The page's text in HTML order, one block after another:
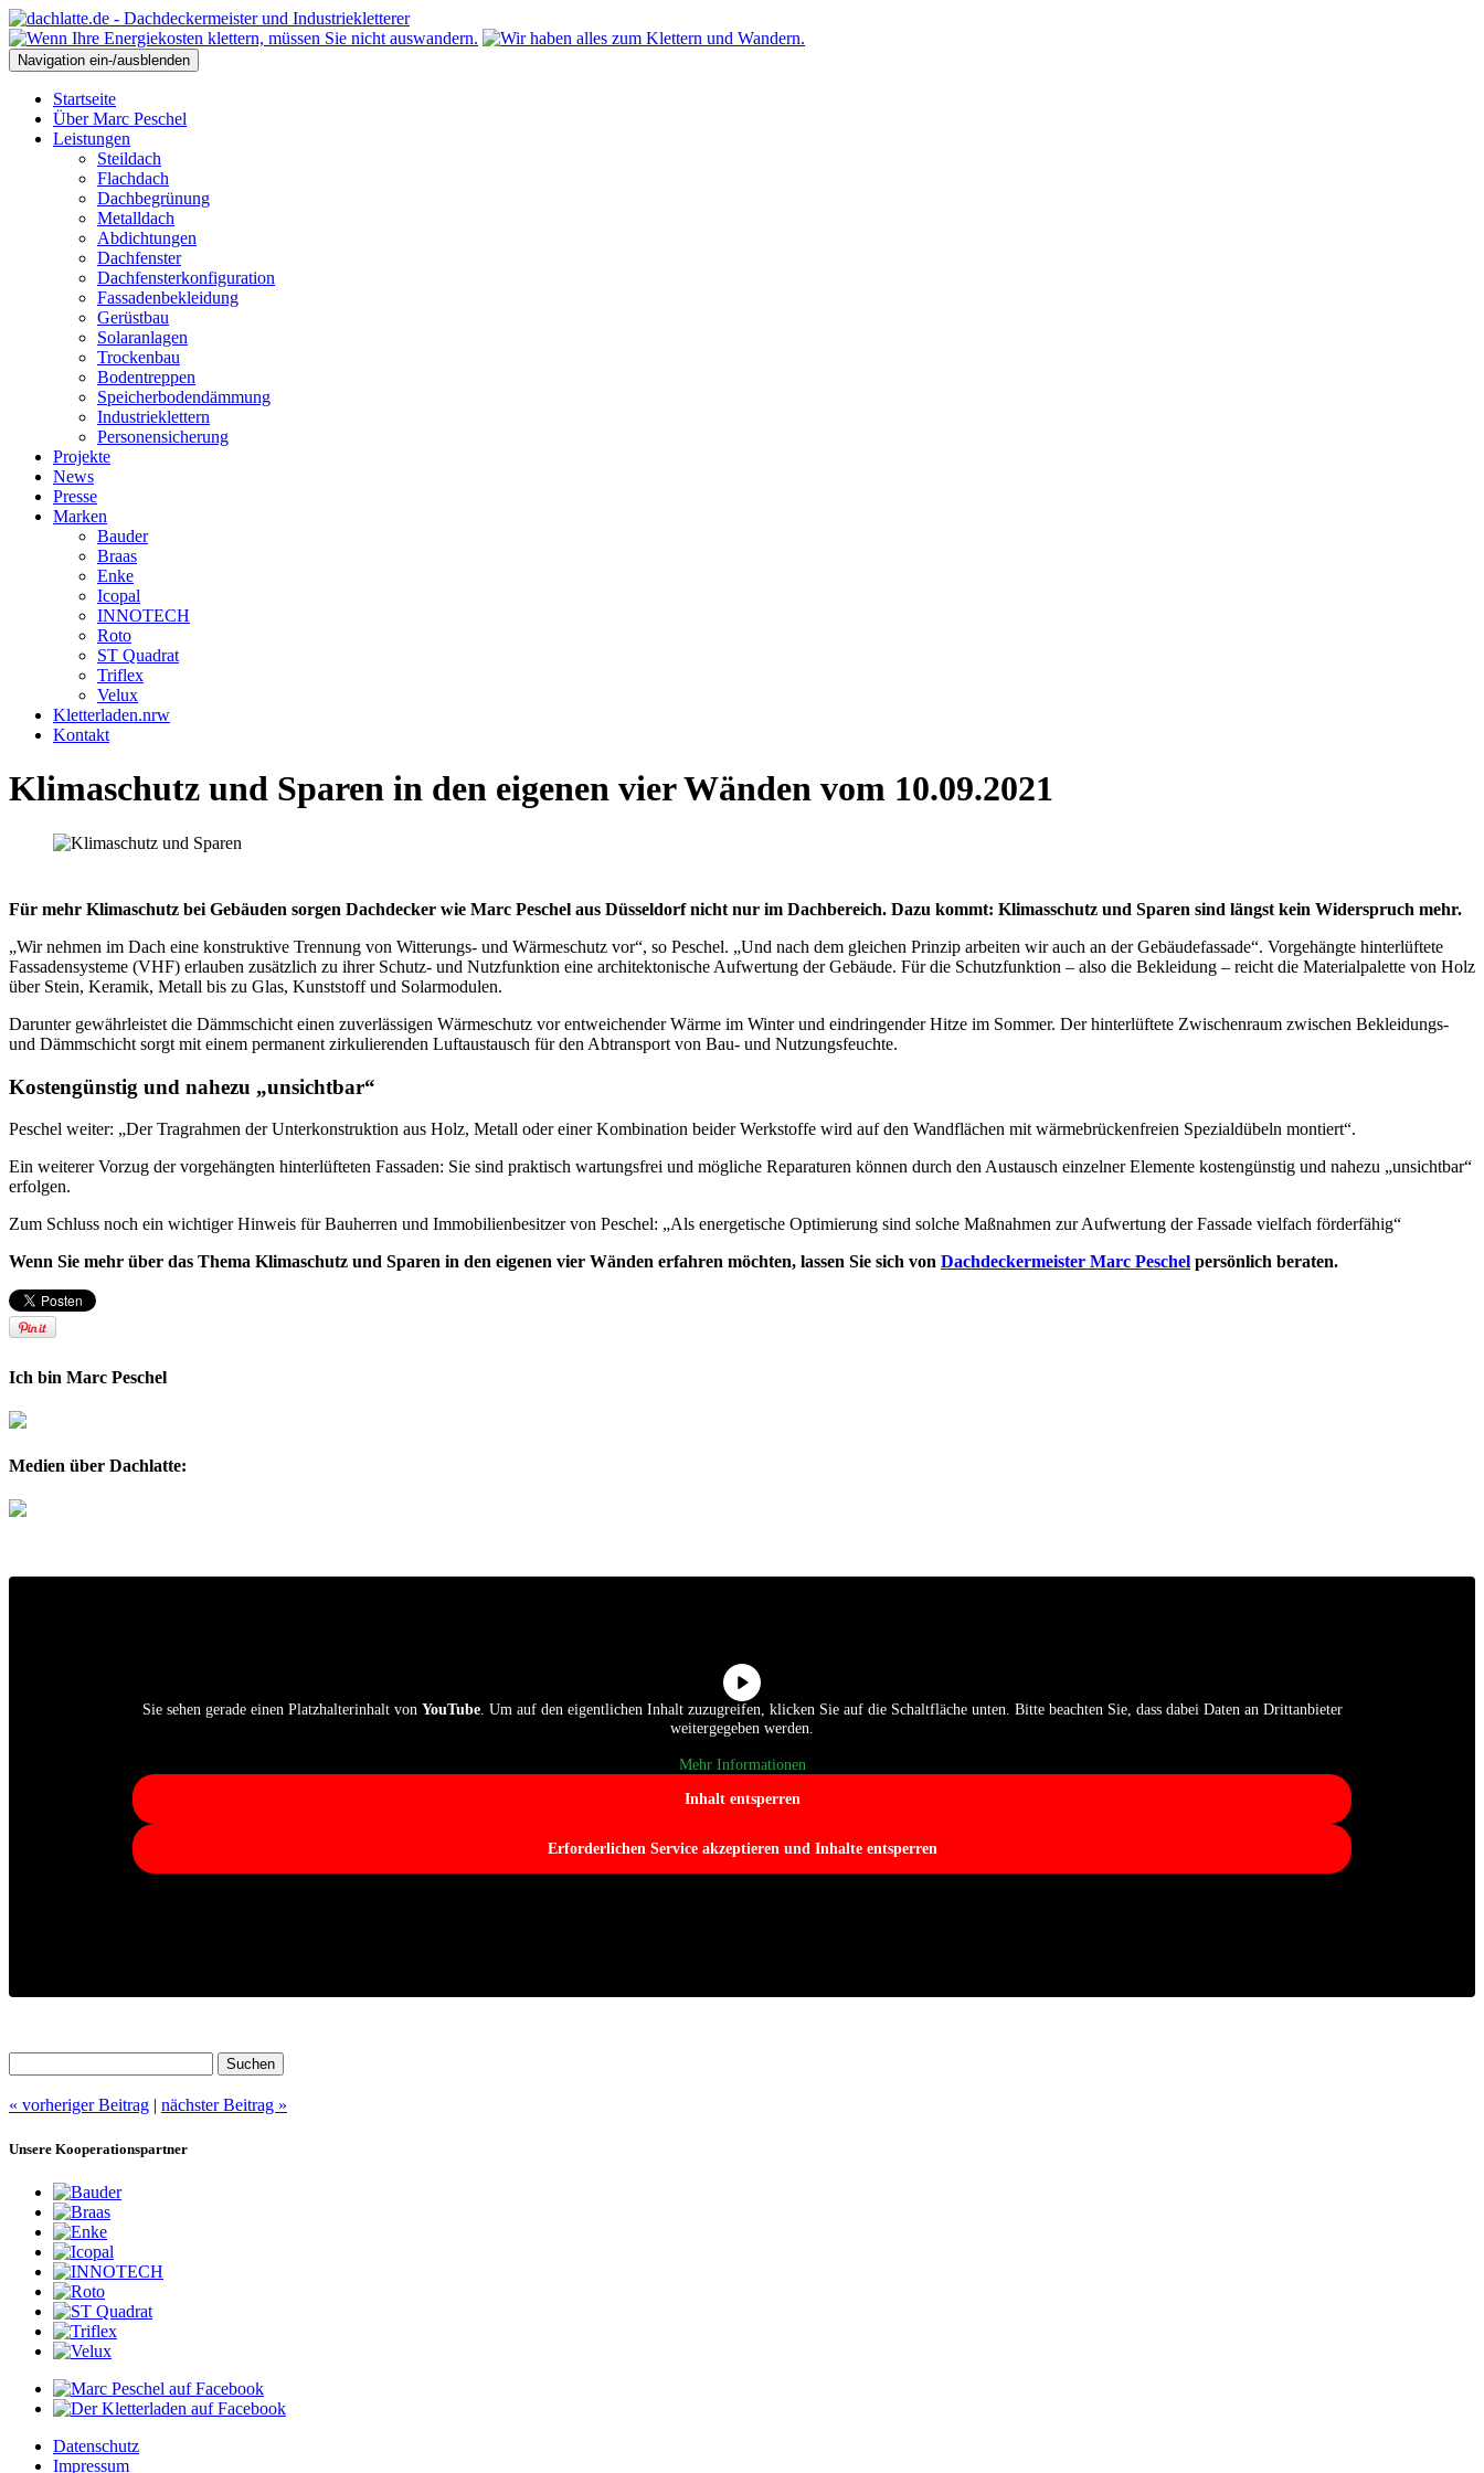
Navigation ein-/ausblenden
Startseite
Über Marc Peschel
Leistungen
Steildach
Flachdach
Dachbegrünung
Metalldach
Abdichtungen
Dachfenster
Dachfensterkonfiguration
Fassadenbekleidung
Gerüstbau
Solaranlagen
Trockenbau
Bodentreppen
Speicherbodendämmung
Industrieklettern
Personensicherung
Projekte
News
Presse
Marken
Bauder
Braas
Enke
Icopal
INNOTECH
Roto
ST Quadrat
Triflex
Velux
Kletterladen.nrw
Kontakt
Klimaschutz und Sparen in den eigenen vier Wänden vom 10.09.2021
Für mehr Klimaschutz bei Gebäuden sorgen Dachdecker wie Marc Peschel aus Düsseldorf nicht nur im Dachbereich. Dazu kommt: Klimasschutz und Sparen sind längst kein Widerspruch mehr.
„Wir nehmen im Dach eine konstruktive Trennung von Witterungs- und Wärmeschutz vor“, so Peschel. „Und nach dem gleichen Prinzip arbeiten wir auch an der Gebäudefassade“. Vorgehängte hinterlüftete
Fassadensysteme (VHF) erlauben zusätzlich zu ihrer Schutz- und Nutzfunktion eine architektonische Aufwertung der Gebäude. Für die Schutzfunktion – also die Bekleidung – reicht die Materialpalette von Holz
über Stein, Keramik, Metall bis zu Glas, Kunststoff und Solarmodulen.
Darunter gewährleistet die Dämmschicht einen zuverlässigen Wärmeschutz vor entweichender Wärme im Winter und eindringender Hitze im Sommer. Der hinterlüftete Zwischenraum zwischen Bekleidungs-
und Dämmschicht sorgt mit einem permanent zirkulierenden Luftaustausch für den Abtransport von Bau- und Nutzungsfeuchte.
Kostengünstig und nahezu „unsichtbar“
Peschel weiter: „Der Tragrahmen der Unterkonstruktion aus Holz, Metall oder einer Kombination beider Werkstoffe wird auf den Wandflächen mit wärmebrückenfreien Spezialdübeln montiert“.
Ein weiterer Vorzug der vorgehängten hinterlüfteten Fassaden: Sie sind praktisch wartungsfrei und mögliche Reparaturen können durch den Austausch einzelner Elemente kostengünstig und nahezu „unsichtbar“
erfolgen.
Zum Schluss noch ein wichtiger Hinweis für Bauherren und Immobilienbesitzer von Peschel: „Als energetische Optimierung sind solche Maßnahmen zur Aufwertung der Fassade vielfach förderfähig“
Wenn Sie mehr über das Thema Klimaschutz und Sparen in den eigenen vier Wänden erfahren möchten, lassen Sie sich von Dachdeckermeister Marc Peschel persönlich beraten.
Ich bin Marc Peschel
Medien über Dachlatte:
Sie sehen gerade einen Platzhalterinhalt von YouTube. Um auf den eigentlichen Inhalt zuzugreifen, klicken Sie auf die Schaltfläche unten. Bitte beachten Sie, dass dabei Daten an Drittanbieter
weitergegeben werden.
Mehr Informationen
Inhalt entsperren
Erforderlichen Service akzeptieren und Inhalte entsperren
nach:
« vorheriger Beitrag | nächster Beitrag »
Unsere Kooperationspartner
Datenschutz
Impressum